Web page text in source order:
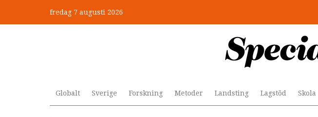
huvudinnehåll
fredag 7 augusti 2026
Globalt Sverige Forskning Metoder Landsting Lagstöd Skola
”Jobbet gick bra – just därför togs stödet bort”